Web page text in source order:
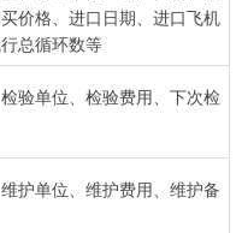
价格、进口日期、进口飞机
总循环数等
验单位、检验费用、下次检
护单位、维护费用、维护备